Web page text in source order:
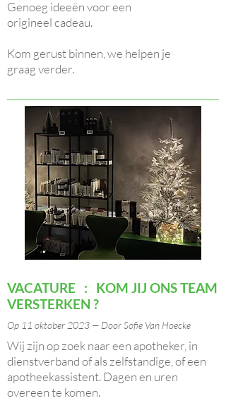
Genoeg ideeën voor een
origineel cadeau.
Kom gerust binnen, we helpen je
graag verder.
VACATURE : KOM JIJ ONS TEAM
VERSTERKEN ?
Op 11 oktober 2023 — Door Sofie Van Hoecke
Wij zijn op zoek naar een apotheker, in
dienstverband of als zelfstandige, of een
apotheekassistent. Dagen en uren
overeen te komen.